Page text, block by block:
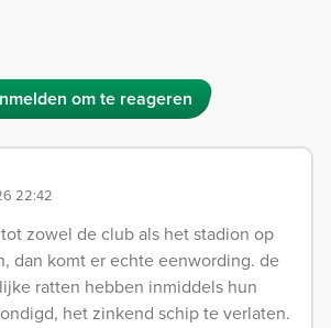
om te reageren
22:42
zowel de club als het stadion op
dan komt er echte eenwording. de
ratten hebben inmiddels hun
het zinkend schip te verlaten.